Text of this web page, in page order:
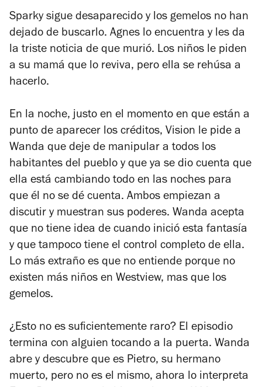
Sparky sigue desaparecido y los gemelos no han
dejado de buscarlo. Agnes lo encuentra y les da
la triste noticia de que murió. Los niños le piden
a su mamá que lo reviva, pero ella se rehúsa a
hacerlo.
En la noche, justo en el momento en que están a
punto de aparecer los créditos, Vision le pide a
Wanda que deje de manipular a todos los
habitantes del pueblo y que ya se dio cuenta que
ella está cambiando todo en las noches para
que él no se dé cuenta. Ambos empiezan a
discutir y muestran sus poderes. Wanda acepta
que no tiene idea de cuando inició esta fantasía
y que tampoco tiene el control completo de ella.
Lo más extraño es que no entiende porque no
existen más niños en Westview, mas que los
gemelos.
¿Esto no es suficientemente raro? El episodio
termina con alguien tocando a la puerta. Wanda
abre y descubre que es Pietro, su hermano
muerto, pero no es el mismo, ahora lo interpreta